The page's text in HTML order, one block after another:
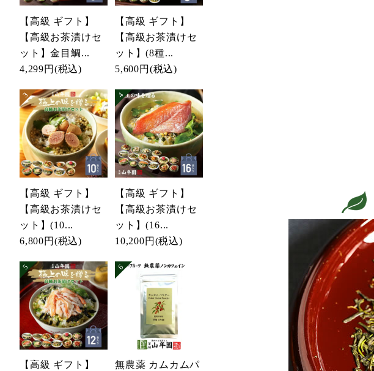
【高級 ギフト】
【高級お茶漬けセ
ット】金目鯛...
4,299円 (税込)
【高級 ギフト】
【高級お茶漬けセ
ット】(8種...
5,600円 (税込)
【高級 ギフト】
【高級お茶漬けセ
ット】(10...
6,800円 (税込)
【高級 ギフト】
【高級お茶漬けセ
ット】(16...
10,200円 (税込)
【高級 ギフト】
無農薬 カムカムパ